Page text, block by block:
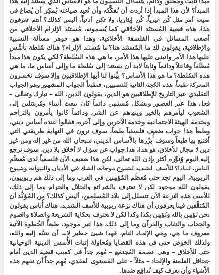
المبدأ؟ لأن هذا المبدأ إذا أردت أن تُفكِّكه وأن تُعيد صياغته يُمكِن أن يُصاغ في
صيغة أمر مثل كُن غيرياً، كُن إيثاريا، ولا تكن أنانياً، أليس كذلك؟ أنتم تعرفون
هذا، هذه قضية المُستنَد الأخلاقي كما يُسمونه، مُستنَد الإلزام الأخلاقي من
أصعب المسائل في الفلسفة الأخلاقية، وهذا هو جوهر مسألة النسبية
والإطلاقية، يقولون لك ما المُستنَد هنا؟ ما مُستنَد الإلزام؟ هناك سُلطة تأسَّس
عليها هذا الأمر وانبنى عليها هذا الأمر، ما هي هذه السُلطة؟ لكي يكون هذا مبدأً
مُطلَقاً وفاعلاً ودائماً وثابتاً لابد أن يستند إلى سُلطة ما وإلى أساس ما، ما هي
هذه السُلطة؟ ما هو هذا الأساس؟ بيِّنوا لنا أيها الإطلاقيون وإلا سوف تخسرون
المعركة طبعاً، هذه الحُجة الثانية للنسبيين، فطبعاً الجواب المشهور وهو الجواب
التقليدي عبر التاريخ للإطلاقيين هو الدين، يقولون الدين، الله – تبارك وتعالى –
فعل هذا عبر العصور وبشكل مُستمِر، دائماً كان يبعث أنبياء ومُرسَلين إلى
الشعوب ليأمرهم بالخير وينهاهم عن الشر، ودائماً كانوا يأمرون بالتراحم
وبخدمة الهيئة الاجتماعية وخدمة الآخرين وإلى آخره، فقالوا عنده أساس ديني،
وطبعاً هذا جواب ضعيف فلسفياً طبعاً، سوف ترون في النهاية طريقتي التي
أقتنع بها طبعاً وسوف أُبرِّرها بالأساس الديني، سبحان الله من غير إله ومن غير
دين لا مجال للأخلاق، هو هذا، هذا جواب عن سؤال لا أخلاق بلا دين، سوف نرجع
إليه اليوم وُنوِّره أكثر بإذن الله تعالى، لكن هذا ضعيف الآن فلسفياً لدى مُعظَم
الناس، لماذا؟ للأسف الشديد لشيوع موجات الشك في الأديان والنبوات وشيوع
الربوبية، اليوم تجد حتى مُعظَم المُؤمِنين في الغرب وما إلى ذلك هم ربوبيون،
يقولون الله موجود لكن لا نعترف بالشرائع والحلال والحرام وما إلى ذلك،
للأسف هذه النزعة الآن تتسلل إلى بلاد المُسلِمين، أليس كذلك؟ من المُؤكَّد أن
المُثقَّفين فينا يعرفون أن هناك نزعة ربوبية للأسف الشديد، هناك أُناس يقولون
نحن نُؤمِن بالله ونُؤمِن بكذا وكذا لكن لا نعترف بحكاية الشريعة والصلاة والصوم
والحجاب والنقاب والقرآن وما إلى ذلك، هذا غير موجود، طبعاً الخُطوة الآتية
معروف ما هي، وهي الإلحاد التام، فهذا شيئ خطير لابد أن نتنبَّه إليه والله،
ولذلك الخوض حتى في هذه القضايا ومُحاوَلة إثبات الأُسس الدينية الوحيانية
حتى للأخلاق – وهي عصمة المُجتمَع – مُهِم جداً في كسب قضية الدين أمام
جحافل العلمنة والإلحاد – مثلاً – على المُستوى العقدي، مُهِم جداً أن نفهم هذه
الأشياء وأن نعرف كيف نُدافِع ضدها.